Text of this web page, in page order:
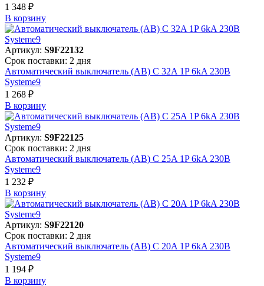
1 348 ₽
В корзинy
Артикул: S9F22132
Срок поставки: 2 дня
Автоматический выключатель (АВ) C 32A 1P 6kA 230В
Systeme9
1 268 ₽
В корзинy
Артикул: S9F22125
Срок поставки: 2 дня
Автоматический выключатель (АВ) C 25A 1P 6kA 230В
Systeme9
1 232 ₽
В корзинy
Артикул: S9F22120
Срок поставки: 2 дня
Автоматический выключатель (АВ) C 20A 1P 6kA 230В
Systeme9
1 194 ₽
В корзинy